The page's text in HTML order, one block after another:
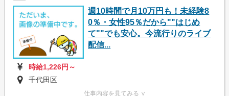
週10時間で月10万円も！未経験8
0％・女性95％だから""はじめ
て""でも安心。今流行りのライブ
配信...
時給1,226円～
千代田区
仕事内容を見てみる ∨